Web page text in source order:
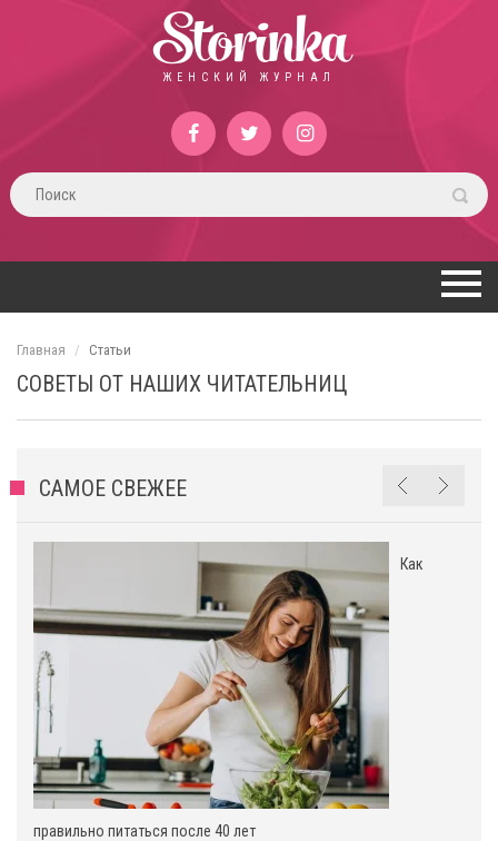
Storinka
ЖЕНСКИЙ ЖУРНАЛ
Главная Статьи
СОВЕТЫ ОТ НАШИХ ЧИТАТЕЛЬНИЦ
САМОЕ СВЕЖЕЕ
Как
правильно питаться после 40 лет